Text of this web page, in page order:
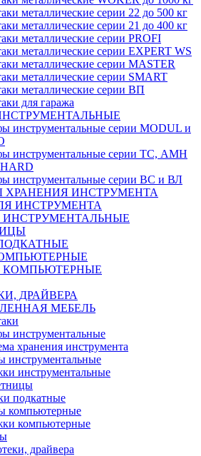
металлические серии 22 до 500 кг
металлические серии 21 до 400 кг
металлические серии PROFI
металлические серии EXPERT WS
металлические серии MASTER
металлические серии SMART
металлические серии ВП
для гаража
инструментальные серии MODUL и
инструментальные серии ТС, АМН
инструментальные серии ВС и ВЛ
ХРАНЕНИЯ ИНСТРУМЕНТА
ИНСТРУМЕНТА
ИНСТРУМЕНТАЛЬНЫЕ
КОМПЬЮТЕРНЫЕ
ДРАЙВЕРА
МЕБЕЛЬ
инструментальные
хранения инструмента
инструментальные
инструментальные
подкатные
компьютерные
компьютерные
драйвера